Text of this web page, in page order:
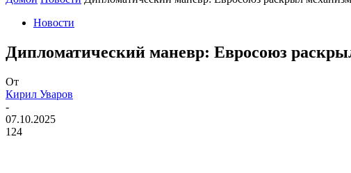
Новости
Дипломатический маневр: Евросоюз
От
Кирил Уваров
-
07.10.2025
124